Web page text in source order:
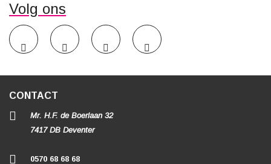
Volg ons
CONTACT
Mr. H.F. de Boerlaan 32
7417 DB Deventer
0570 68 68 68